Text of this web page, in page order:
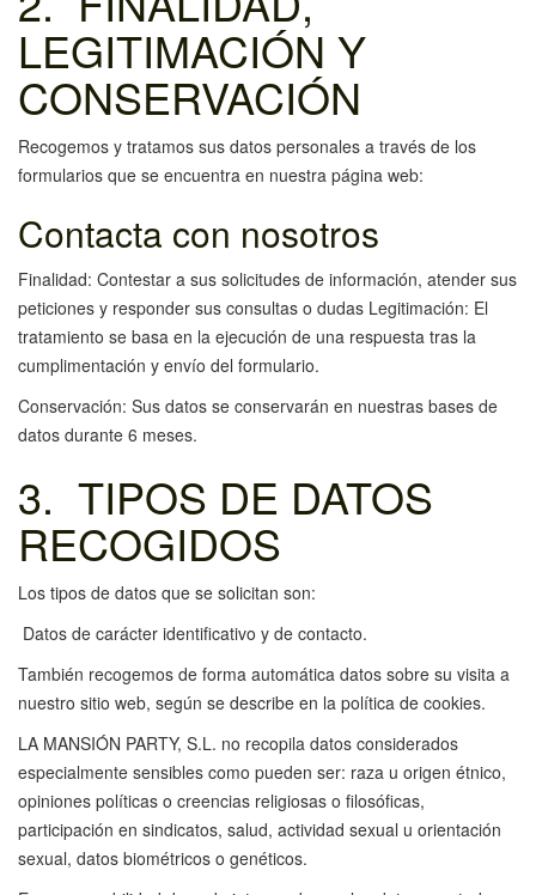
LEGITIMACIÓN Y
CONSERVACIÓN
Recogemos y tratamos sus datos personales a través de los
formularios que se encuentra en nuestra página web:
Contacta con nosotros
Finalidad: Contestar a sus solicitudes de información, atender sus
peticiones y responder sus consultas o dudas Legitimación: El
tratamiento se basa en la ejecución de una respuesta tras la
cumplimentación y envío del formulario.
Conservación: Sus datos se conservarán en nuestras bases de
datos durante 6 meses.
3. TIPOS DE DATOS
RECOGIDOS
Los tipos de datos que se solicitan son:
Datos de carácter identificativo y de contacto.
También recogemos de forma automática datos sobre su visita a
nuestro sitio web, según se describe en la política de cookies.
LA MANSIÓN PARTY, S.L. no recopila datos considerados
especialmente sensibles como pueden ser: raza u origen étnico,
opiniones políticas o creencias religiosas o filosóficas,
participación en sindicatos, salud, actividad sexual u orientación
sexual, datos biométricos o genéticos.